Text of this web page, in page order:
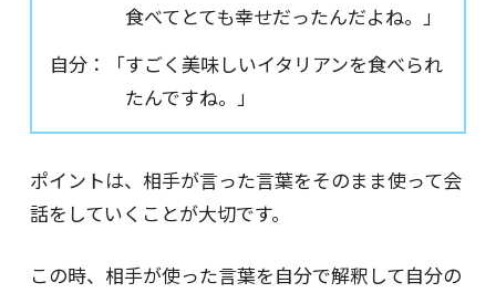
食べてとても幸せだったんだよね。」
自分：「すごく美味しいイタリアンを食べられ
たんですね。」
ポイントは、相手が言った言葉をそのまま使って会
話をしていくことが大切です。
この時、相手が使った言葉を自分で解釈して自分の